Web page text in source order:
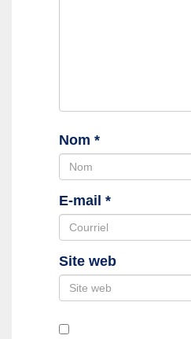
Nom *
E-mail *
Site web